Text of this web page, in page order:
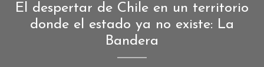
Crónicas
de
Sociedad
El despertar de Chile en un territorio
donde el estado ya no existe: La
Bandera